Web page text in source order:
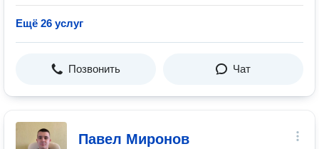
Ещё 26 услуг
Позвонить Чат
Павел Миронов